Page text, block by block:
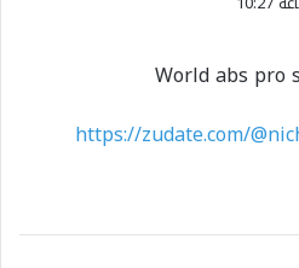
World abs pro
https://zudate.com/